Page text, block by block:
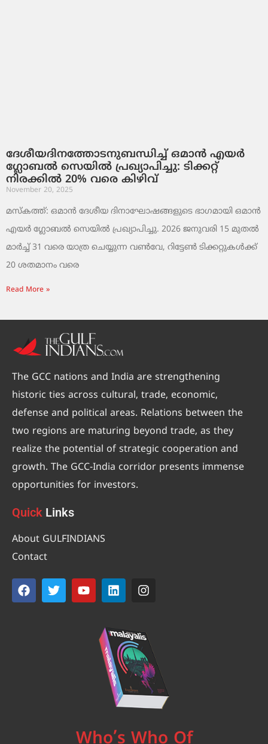
ദേശീയദിനത്തോടനുബന്ധിച്ച് ഒമാൻ എയർ
ഗ്ലോബൽ സെയിൽ പ്രഖ്യാപിച്ചു: ടിക്കറ്റ്
നിരക്കിൽ 20% വരെ കിഴിവ്
November 20, 2025
മസ്‌കത്ത്: ഒമാൻ ദേശീയ ദിനാഘോഷങ്ങളുടെ ഭാഗമായി ഒമാൻ
എയർ ഗ്ലോബൽ സെയിൽ പ്രഖ്യാപിച്ചു. 2026 ജനുവരി 15 മുതൽ
മാർച്ച് 31 വരെ യാത്ര ചെയ്യുന്ന വൺവേ, റിട്ടേൺ ടിക്കറ്റുകൾക്ക്
20 ശതമാനം വരെ
Read More »
The GCC nations and India are strengthening
historic ties across cultural, trade, economic,
defense and political areas. Relations between the
two regions are maturing beyond trade, as they
realize the potential of strategic cooperation and
growth. The GCC-India corridor presents immense
opportunities for investors.
Quick Links
About GULFINDIANS
Contact
Who’s Who Of